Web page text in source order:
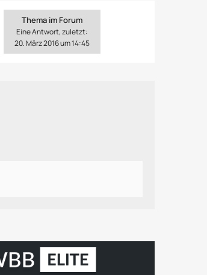
Thema im Forum
Eine Antwort, zuletzt:
20. März 2016 um 14:45